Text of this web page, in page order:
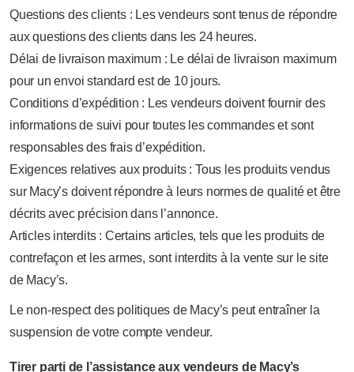
Questions des clients : Les vendeurs sont tenus de répondre
aux questions des clients dans les 24 heures.
Délai de livraison maximum : Le délai de livraison maximum
pour un envoi standard est de 10 jours.
Conditions d’expédition : Les vendeurs doivent fournir des
informations de suivi pour toutes les commandes et sont
responsables des frais d’expédition.
Exigences relatives aux produits : Tous les produits vendus
sur Macy’s doivent répondre à leurs normes de qualité et être
décrits avec précision dans l’annonce.
Articles interdits : Certains articles, tels que les produits de
contrefaçon et les armes, sont interdits à la vente sur le site
de Macy’s.
Le non-respect des politiques de Macy’s peut entraîner la
suspension de votre compte vendeur.
Tirer parti de l’assistance aux vendeurs de Macy’s